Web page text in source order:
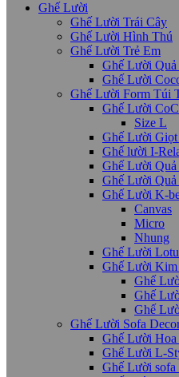
Ghế Lười
Ghế Lười Trái Cây
Ghế Lười Hình Thú
Ghế Lười Trẻ Em
Ghế Lười
Ghế Lười
Ghế Lười Form Túi
Ghế Lười
Size L
Ghế Lười
Ghế lười I-
Ghế Lười
Ghế Lười
Ghế Lười K-
Canvas
Micro
Nhung
Ghế Lười
Ghế Lười
Ghế
Ghế
Ghế
Ghế Lười Sofa
Ghế Lười Hoa
Ghế Lười L-
Ghế Lười sofa